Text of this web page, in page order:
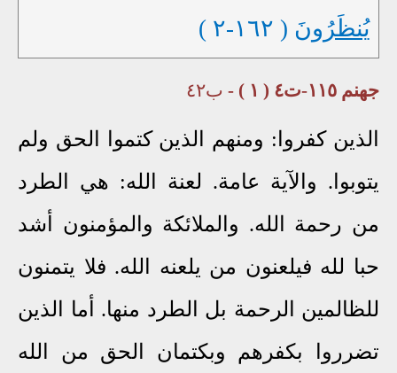
يُنظَرُونَ ( ١٦٢-٢ )
جهنم ١١٥-ت٤ ( ١ ) - ب٤٢
الذين كفروا: ومنهم الذين كتموا الحق ولم
يتوبوا. والآية عامة. لعنة الله: هي الطرد
من رحمة الله. والملائكة والمؤمنون أشد
حبا لله فيلعنون من يلعنه الله. فلا يتمنون
للظالمين الرحمة بل الطرد منها. أما الذين
تضرروا بكفرهم وبكتمان الحق من الله